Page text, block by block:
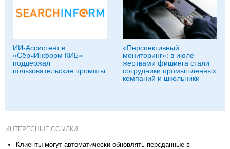
ИИ-Ассистент в
«СёрчИнформ КИБ»
поддержал
пользовательские промпты
«Перспективный
мониторинг»: в июле
жертвами фишинга стали
сотрудники промышленных
компаний и школьники
ИНТЕРЕСНЫЕ ССЫЛКИ
Клиенты могут автоматически обновлять персданные в